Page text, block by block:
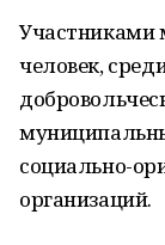
Участниками
человек,
социально-
организаций.